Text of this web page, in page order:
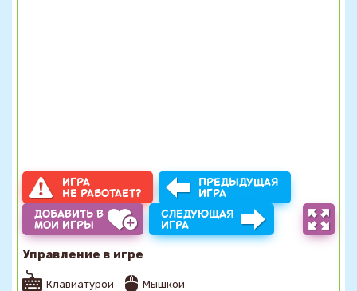
ИГРА
НЕ РАБОТАЕТ?
ПРЕДЫДУЩАЯ
ИГРА
ДОБАВИТЬ В
МОИ ИГРЫ
СЛЕДУЮЩАЯ
ИГРА
Управление в игре
Клавиатурой Мышкой